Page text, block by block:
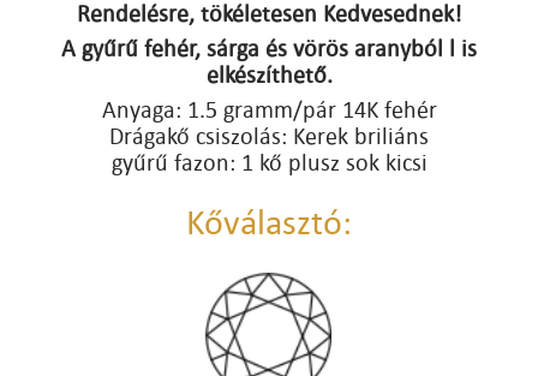
Rendelésre, tökéletesen Kedvesednek!
A gyűrű fehér, sárga és vörös aranyból l is
elkészíthető.
Anyaga: 1.5 gramm/pár 14K fehér
Drágakő csiszolás: Kerek briliáns
gyűrű fazon: 1 kő plusz sok kicsi
Kőválasztó: